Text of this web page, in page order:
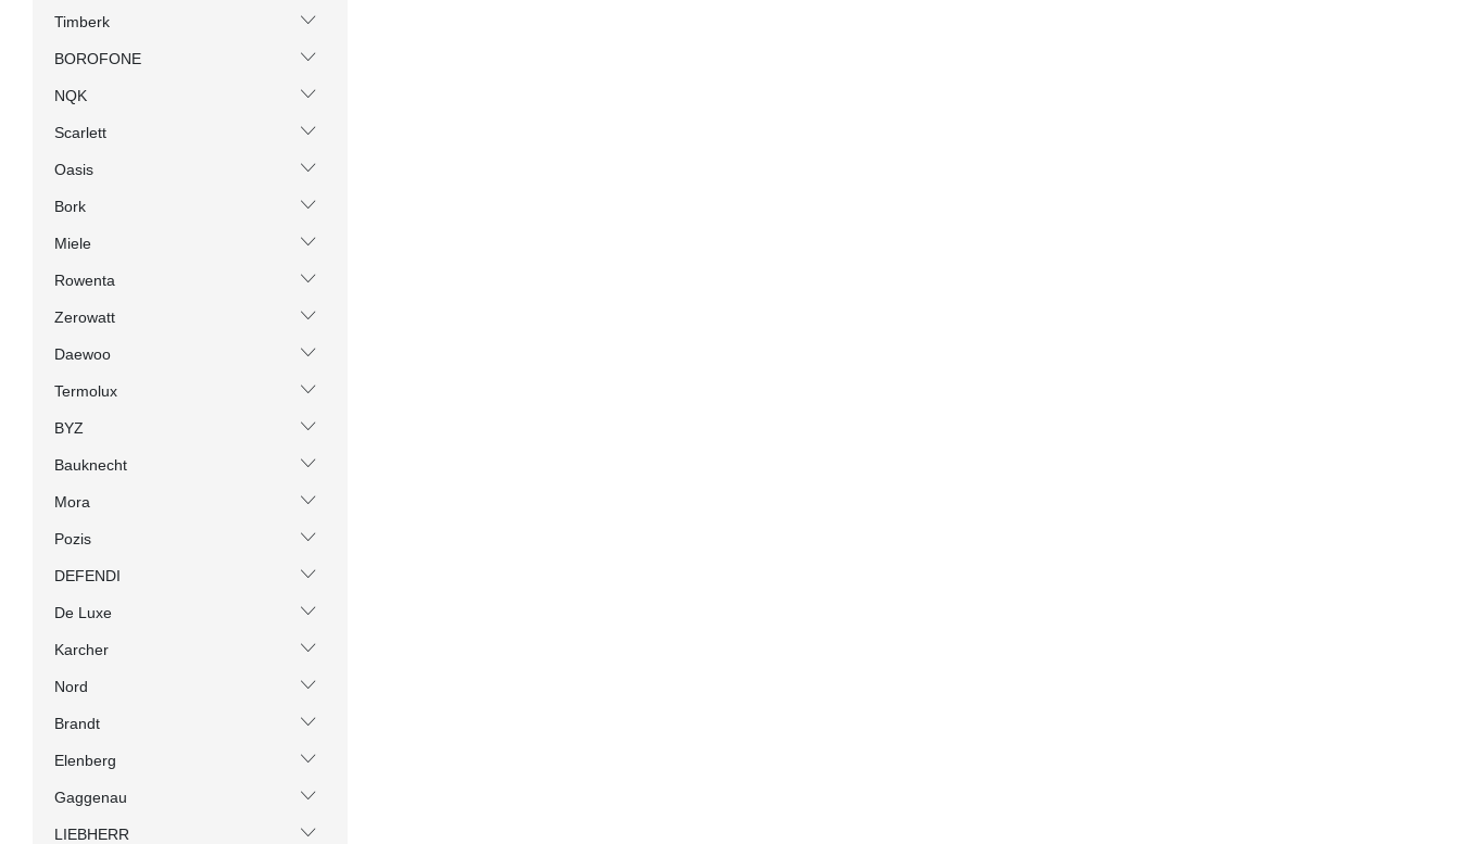
Timberk
BOROFONE
NQK
Scarlett
Oasis
Bork
Miele
Rowenta
Zerowatt
Daewoo
Termolux
BYZ
Bauknecht
Mora
Pozis
DEFENDI
De Luxe
Karcher
Nord
Brandt
Elenberg
Gaggenau
LIEBHERR